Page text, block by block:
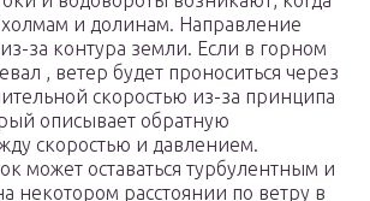
холмам и долинам. Направление
за контура земли. Если в горном
, ветер будет проноситься через
скоростью из-за принципа
описывает обратную
скоростью и давлением.
может оставаться турбулентным и
некотором расстоянии по ветру в